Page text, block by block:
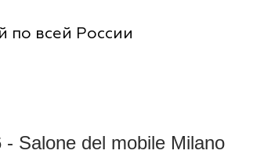
по всей России
Salone del mobile Milano